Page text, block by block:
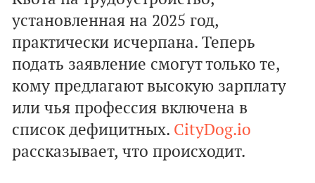
установленная на 2025 год,
практически исчерпана. Теперь
подать заявление смогут только те,
кому предлагают высокую зарплату
или чья профессия включена в
список дефицитных. CityDog.io
рассказывает, что происходит.